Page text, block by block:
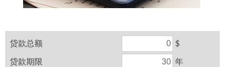
贷款总额 $
贷款期限 年